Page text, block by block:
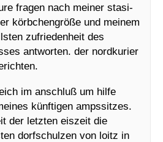
fragen nach meiner stasi-
körbchengröße und meinem
zufriedenheit des
antworten. der nordkurier
im anschluß um hilfe
künftigen ampssitzes.
der letzten eiszeit die
dorfschulzen von loitz in